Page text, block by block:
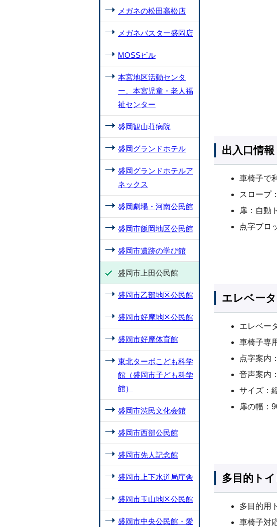
出入口情報
車椅子で
スロープ
扉：自動
点字ブロ
エレベータ
エレベー
車椅子専
点字案内
音声案内
サイズ：
扉の幅：
多目的ト
多目的用
車椅子対
メガネの松田高松店
メガネバスター盛岡店
MOSSビル
本宮地区活動センタ
ー、本宮児童・老人福
祉センター
盛岡観山荘病院
盛岡グランドホテル
盛岡グランドホテルア
ネックス
盛岡劇場・河南公民館
盛岡市飯岡地区公民館
盛岡市遺跡の学び館
盛岡市上田公民館
盛岡市乙部地区公民館
盛岡市好摩地区公民館
盛岡市好摩体育館
東北ターボこども科学
館（盛岡市子ども科学
館）
盛岡市渋民文化会館
盛岡市西部公民館
盛岡市先人記念館
盛岡市上下水道局庁舎
盛岡市玉山地区公民館
盛岡市中央公民館・愛